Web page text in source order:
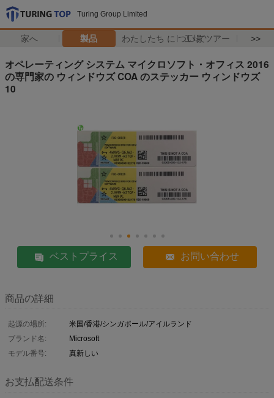
Turing Group Limited
家へ 製品 わたしたち に つい て工場 ツアー >>
オペレーティング システム マイクロソフト・オフィス 2016
の専門家の ウィンドウズ COA のステッカー ウィンドウズ
10
ベストプライス お問い合わせ
商品の詳細
起源の場所:
米国/香港/シンガポール/アイルランド
ブランド名:
Microsoft
モデル番号:
真新しい
お支払配送条件